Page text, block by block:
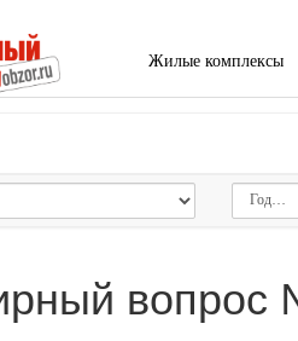
Жилые комплексы
вопрос